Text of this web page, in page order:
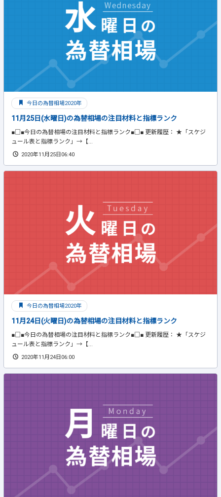
今日の為替相場2020年
11月25日(水曜日)の為替相場の注目材料と指標ランク
■□■今日の為替相場の注目材料と指標ランク■□■ 更新履歴： ★「スケジ
ュール表と指標ランク」→【...
2020年11月25日06:40
今日の為替相場2020年
11月24日(火曜日)の為替相場の注目材料と指標ランク
■□■今日の為替相場の注目材料と指標ランク■□■ 更新履歴： ★「スケジ
ュール表と指標ランク」→【...
2020年11月24日06:00